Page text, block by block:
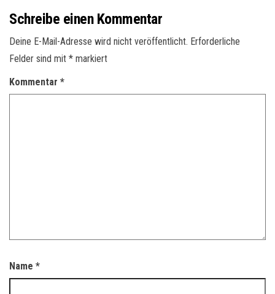
Schreibe einen Kommentar
Deine E-Mail-Adresse wird nicht veröffentlicht. Erforderliche
Felder sind mit * markiert
Kommentar *
Name *